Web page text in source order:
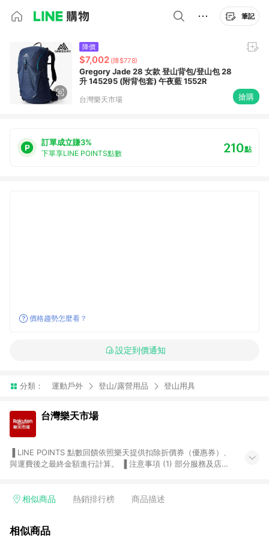
筆記
降價
$7,002 (降$778)
Gregory Jade 28 女款 登山背包/登山包 28
升 145295 (附背包套) 午夜藍 1552R
台灣樂天市場 搶購
訂單成立賺3%
下單享LINE POINTS點數 210點
價格趨勢怎麼看？
設定到價通知
分類： 運動戶外 登山/露營用品 登山用具
台灣樂天市場
與運費後之最終金額進行計算。 ▐ 注意事項 (1) 部分服務及店家
Smart mobile、神腦生活、JS巨盛、樂天KOBO電子書，請詳閱
台灣樂天市場，並在同一瀏覽器於24小時內結帳，才享有 LINE
相似商品 熱銷排行榜 商品描述
相似商品